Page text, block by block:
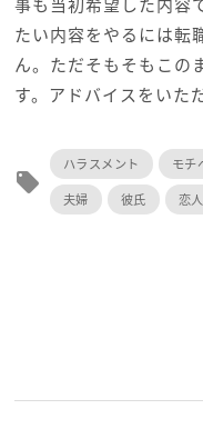
たい内容をやるには転
ん。ただそもそもこの
す。アドバイスをいた
local_offer
ハラスメント モチ
夫婦
彼氏 恋